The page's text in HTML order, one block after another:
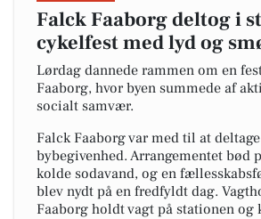
Falck Faaborg deltog i
cykelfest med lyd og
Lørdag dannede rammen om en
Faaborg, hvor byen summede af
socialt samvær.
Falck Faaborg var med til at
bybegivenhed. Arrangementet bød
kolde sodavand, og en
blev nydt på en fredfyldt dag.
Faaborg holdt vagt på stationen og